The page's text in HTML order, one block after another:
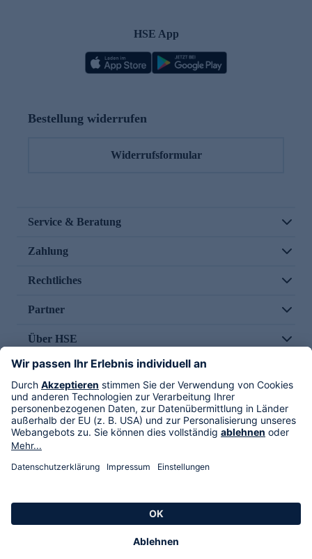
HSE App
Bestellung widerrufen
Widerrufsformular
Service & Beratung
Zahlung
Rechtliches
Partner
Über HSE
Im TV
HSE International